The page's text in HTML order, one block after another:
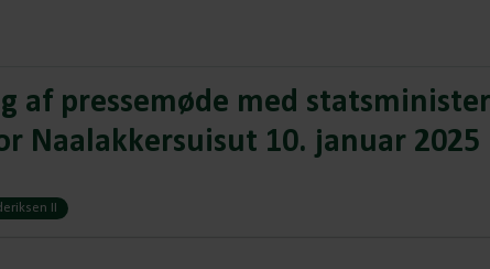
af pressemøde med
Naalakkersuisut 10. januar 2025
II